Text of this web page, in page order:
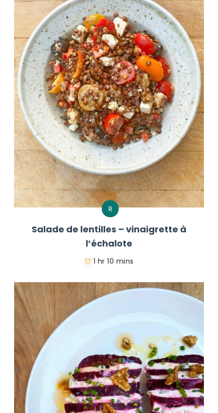
R
Salade de lentilles – vinaigrette à
l’échalote
1 hr 10 mins